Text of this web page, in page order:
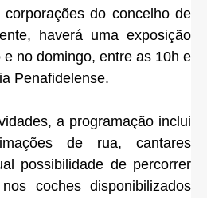
do concelho de
haverá uma exposição
no domingo, entre as 10h e
Penafidelense.
a programação inclui
de rua, cantares
possibilidade de percorrer
coches disponibilizados